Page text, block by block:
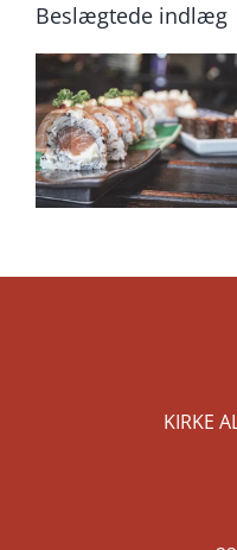
Beslægtede indlæg
blues om
KIRKE